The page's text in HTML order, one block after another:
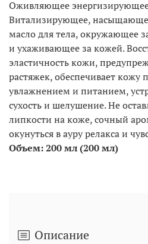
Оживляющее
Витализирующее,
масло для тела, окружающее
и ухаживающее за кожей.
эластичность кожи,
растяжек, обеспечивает
увлажнением и питанием,
сухость и шелушение. Не
липкости на коже, сочный
окунуться в ауру релакса и
Объем: 200 мл (200 мл)
Описание